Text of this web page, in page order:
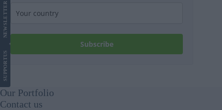
Subscribe
SUPPORT
US
NEWS
LETTER
Our Portfolio
Contact us